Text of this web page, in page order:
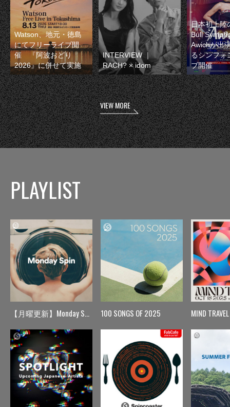
Watson、地元・徳島
にてフリーライブ開
催 『阿波おどり
2026』に併せて実施
INTERVIEW ｜
RACH? × idom
日本初上陸
Bull
Awichが出
るシンフォ
ブ開催
VIEW MORE
PLAYLIST
【月曜更新】Monday Spin 100 SONGS OF 2025 MIND TRAVEL